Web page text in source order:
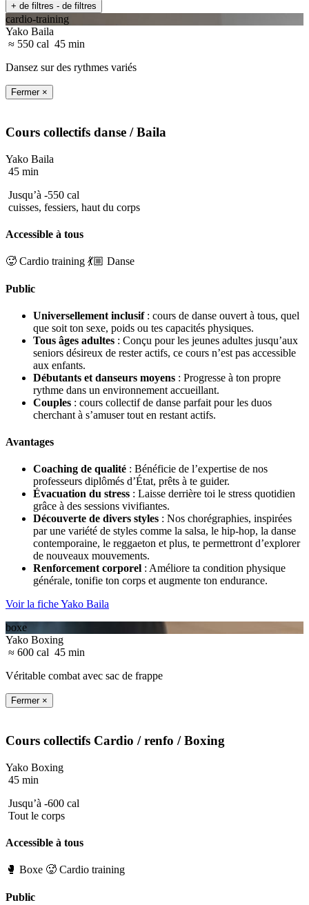
+ de filtres - de filtres
cardio-training
Yako Baila
≈ 550 cal 45 min
Dansez sur des rythmes variés
Fermer ×
Cours collectifs danse / Baila
Yako Baila
45 min
Jusqu’à -550 cal
cuisses, fessiers, haut du corps
Accessible à tous
🥵 Cardio training 💃🏼 Danse
Public
Universellement inclusif: cours de danse ouvert à tous, quel
que soit ton sexe, poids ou tes capacités physiques.
Tous âges adultes : Conçu pour les jeunes adultes jusqu’aux
seniors désireux de rester actifs, ce cours n’est pas accessible
aux enfants.
Débutants et danseurs moyens : Progresse à ton propre
rythme dans un environnement accueillant.
Couples : cours collectif de danse parfait pour les duos
cherchant à s’amuser tout en restant actifs.
Avantages
Coaching de qualité : Bénéficie de l’expertise de nos
professeurs diplômés d’État, prêts à te guider.
Évacuation du stress : Laisse derrière toi le stress quotidien
grâce à des sessions vivifiantes.
Découverte de divers styles : Nos chorégraphies, inspirées
par une variété de styles comme la salsa, le hip-hop, la danse
contemporaine, le reggaeton et plus, te permettront d’explorer
de nouveaux mouvements.
Renforcement corporel : Améliore ta condition physique
générale, tonifie ton corps et augmente ton endurance.
Voir la fiche Yako Baila
boxe
Yako Boxing
≈ 600 cal 45 min
Véritable combat avec sac de frappe
Fermer ×
Cours collectifs Cardio / renfo / Boxing
Yako Boxing
45 min
Jusqu’à -600 cal
Tout le corps
Accessible à tous
🥊 Boxe 🥵 Cardio training
Public